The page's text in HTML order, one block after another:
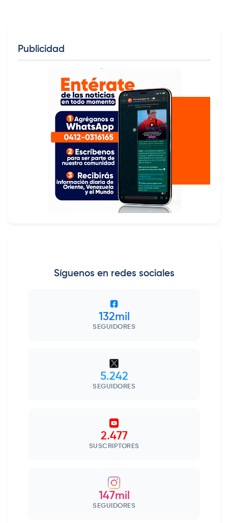
Publicidad
Síguenos en redes sociales
132mil
SEGUIDORES
5.242
SEGUIDORES
2.477
SUSCRIPTORES
147mil
SEGUIDORES